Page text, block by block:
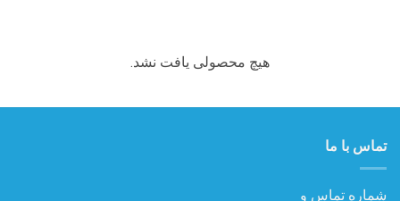
هیچ محصولی یافت نشد.
تماس با ما
شماره تماس و